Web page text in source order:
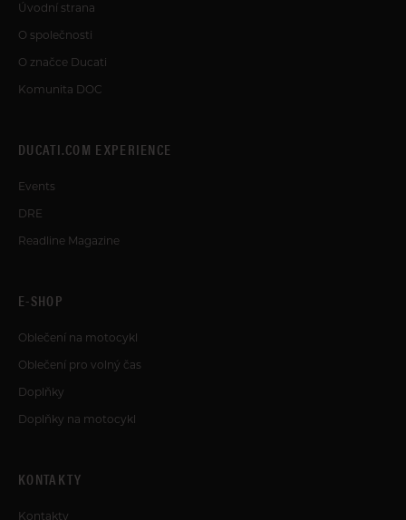
Úvodní strana
O společnosti
O značce Ducati
Komunita DOC
DUCATI.COM EXPERIENCE
Events
DRE
Readline Magazine
E-SHOP
Oblečení na motocykl
Oblečení pro volný čas
Doplňky
Doplňky na motocykl
KONTAKTY
Kontakty